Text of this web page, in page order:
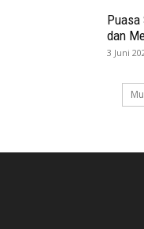
Puasa
dan
3 Juni